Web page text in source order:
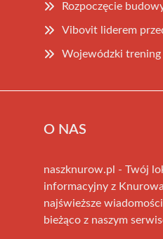
Rozpoczęcie
Vibovit liderem
Wojewódzki trening
O NAS
naszknurow.pl - Twój
informacyjny z
najświeższe
bieżąco z naszym